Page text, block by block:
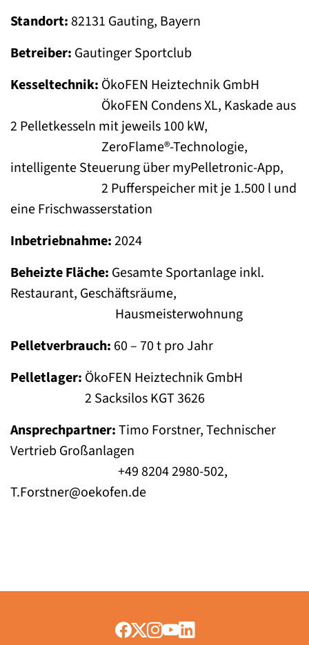
Standort:82131 Gauting, Bayern
Betreiber: Gautinger Sportclub
Kesseltechnik: ÖkoFEN Heiztechnik GmbH
ÖkoFEN Condens XL, Kaskade aus
2 Pelletkesseln mit jeweils 100 kW,
ZeroFlame®-Technologie,
intelligente Steuerung über myPelletronic-App,
2 Pufferspeicher mit je 1.500 l und
eine Frischwasserstation
Inbetriebnahme:2024
Beheizte Fläche: Gesamte Sportanlage inkl.
Restaurant, Geschäftsräume,
Hausmeisterwohnung
Pelletverbrauch: 60 – 70 t pro Jahr
Pelletlager: ÖkoFEN Heiztechnik GmbH
2 Sacksilos KGT 3626
Ansprechpartner:Timo Forstner, Technischer
Vertrieb Großanlagen
+49 8204 2980-502,
T.Forstner@oekofen.de